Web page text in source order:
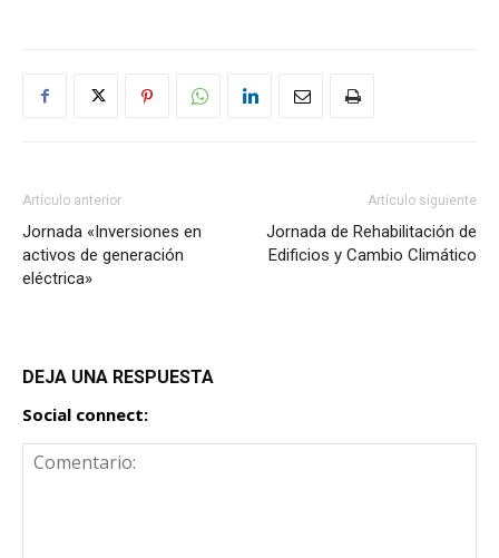
Artículo anterior
Jornada «Inversiones en
activos de generación
eléctrica»
Artículo siguiente
Jornada de Rehabilitación de
Edificios y Cambio Climático
DEJA UNA RESPUESTA
Social connect: